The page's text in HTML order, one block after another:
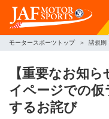
モータースポーツトップ 諸規則
【重要なお知
イページでの仮
するお詫び